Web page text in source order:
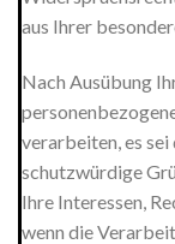
aus Ihrer
Nach Ausübung
verarbeiten, es
schutzwürdige
Ihre Interessen,
wenn die